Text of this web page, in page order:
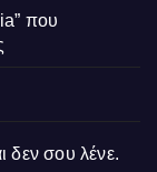
που
δεν σου λένε.